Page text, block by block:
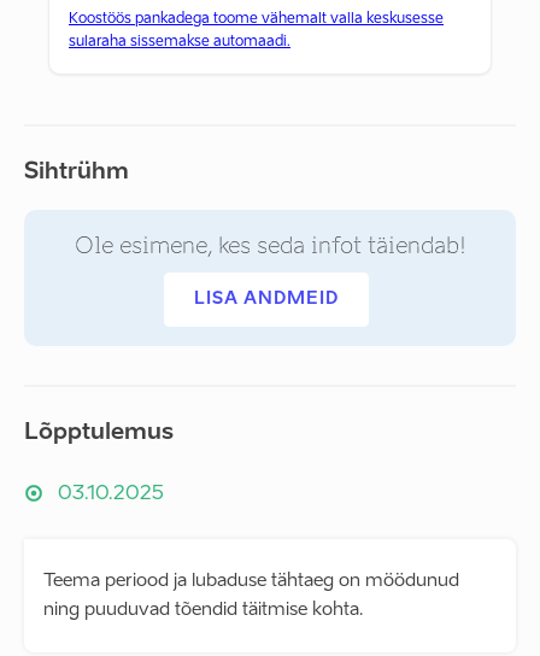
Koostöös pankadega toome vähemalt valla keskusesse
sularaha sissemakse automaadi.
Sihtrühm
Ole esimene, kes seda infot täiendab!
LISA ANDMEID
Lõpptulemus
03.10.2025
Teema periood ja lubaduse tähtaeg on möödunud
ning puuduvad tõendid täitmise kohta.